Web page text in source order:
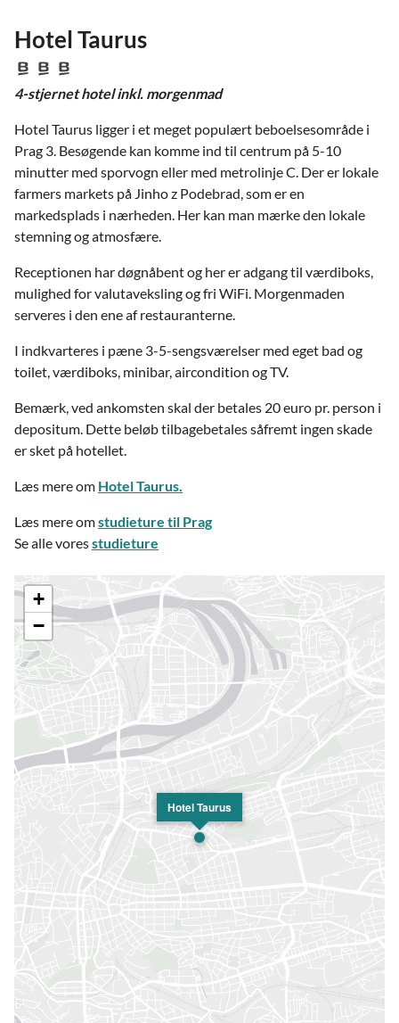
Hotel Taurus
4-stjernet hotel inkl. morgenmad
Hotel Taurus ligger i et meget populært beboelsesområde i
Prag 3. Besøgende kan komme ind til centrum på 5-10
minutter med sporvogn eller med metrolinje C. Der er lokale
farmers markets på Jinho z Podebrad, som er en
markedsplads i nærheden. Her kan man mærke den lokale
stemning og atmosfære.
Receptionen har døgnåbent og her er adgang til værdiboks,
mulighed for valutaveksling og fri WiFi. Morgenmaden
serveres i den ene af restauranterne.
I indkvarteres i pæne 3-5-sengsværelser med eget bad og
toilet, værdiboks, minibar, aircondition og TV.
Bemærk, ved ankomsten skal der betales 20 euro pr. person i
depositum. Dette beløb tilbagebetales såfremt ingen skade
er sket på hotellet.
Læs mere om Hotel Taurus.
Læs mere omstudieture til Prag
Se alle voresstudieture
Hotel Taurus
+
−